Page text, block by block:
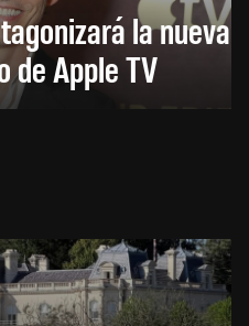
la nueva
de Apple TV